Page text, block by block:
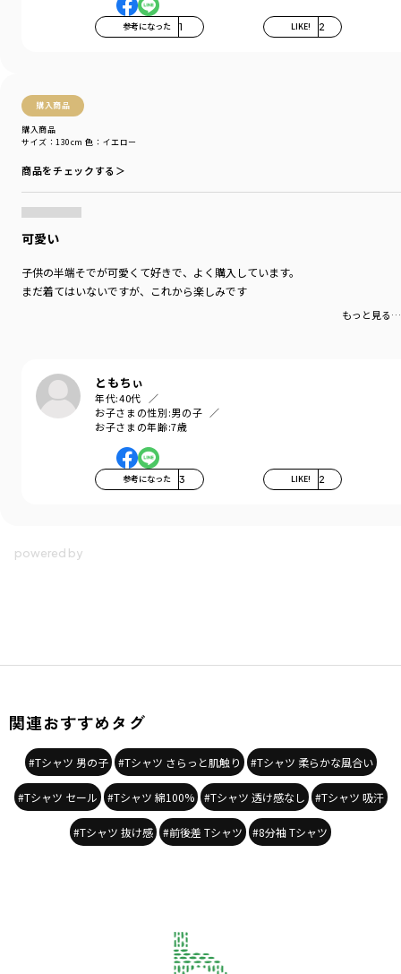
参考になった 1 LIKE! 2
購入商品
購入商品
サイズ：130cm 色：イエロー
商品をチェックする＞
可愛い
子供の半端そでが可愛くて好きで、よく購入しています。
まだ着てはいないですが、これから楽しみです
もっと見る…
ともちぃ
年代:40代
お子さまの性別:男の子
お子さまの年齢:7歳
参考になった 3 LIKE! 2
関連おすすめタグ
#Tシャツ 男の子 #Tシャツ さらっと肌触り #Tシャツ 柔らかな風合い
#Tシャツ セール #Tシャツ 綿100% #Tシャツ 透け感なし #Tシャツ 吸汗
#Tシャツ 抜け感 #前後差 Tシャツ #8分袖 Tシャツ